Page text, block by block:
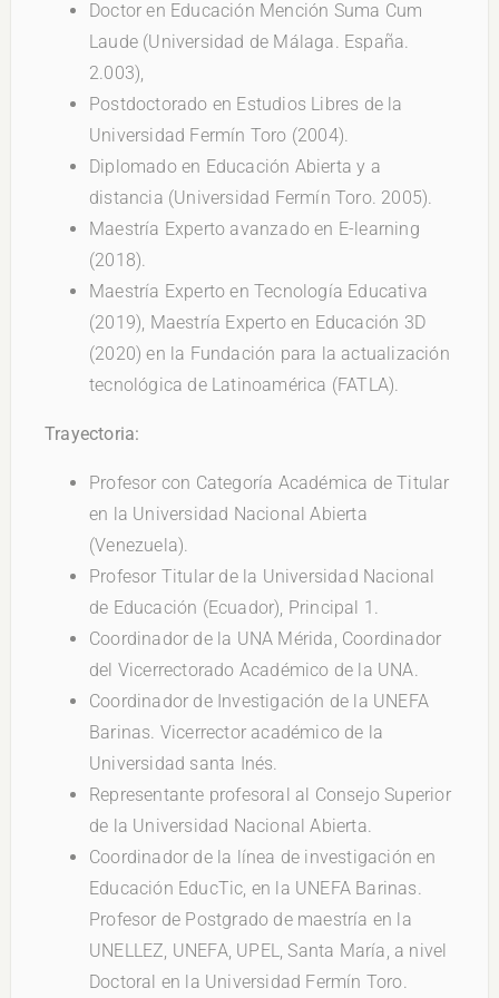
Doctor en Educación Mención Suma Cum
Laude (Universidad de Málaga. España.
2.003),
Postdoctorado en Estudios Libres de la
Universidad Fermín Toro (2004).
Diplomado en Educación Abierta y a
distancia (Universidad Fermín Toro. 2005).
Maestría Experto avanzado en E-learning
(2018).
Maestría Experto en Tecnología Educativa
(2019), Maestría Experto en Educación 3D
(2020) en la Fundación para la actualización
tecnológica de Latinoamérica (FATLA).
Trayectoria:
Profesor con Categoría Académica de Titular
en la Universidad Nacional Abierta
(Venezuela).
Profesor Titular de la Universidad Nacional
de Educación (Ecuador), Principal 1.
Coordinador de la UNA Mérida, Coordinador
del Vicerrectorado Académico de la UNA.
Coordinador de Investigación de la UNEFA
Barinas. Vicerrector académico de la
Universidad santa Inés.
Representante profesoral al Consejo Superior
de la Universidad Nacional Abierta.
Coordinador de la línea de investigación en
Educación EducTic, en la UNEFA Barinas.
Profesor de Postgrado de maestría en la
UNELLEZ, UNEFA, UPEL, Santa María, a nivel
Doctoral en la Universidad Fermín Toro.